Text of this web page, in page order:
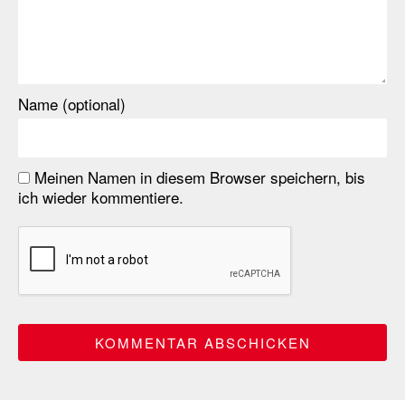
Name (optional)
Meinen Namen in diesem Browser speichern, bis
ich wieder kommentiere.